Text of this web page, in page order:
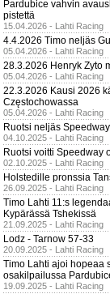
Pardubice vahvin
pistettä
15.04.2026 - Lahti Racing
4.4.2026 Timo neljäs
05.04.2026 - Lahti Racing
28.3.2026 Henryk Zyto
05.04.2026 - Lahti Racing
22.3.2026 Kausi 2026
Częstochowassa
05.04.2026 - Lahti Racing
Ruotsi neljäs
04.10.2025 - Lahti Racing
Ruotsi voitti Speedway
02.10.2025 - Lahti Racing
Holstedille pronssia
26.09.2025 - Lahti Racing
Timo Lahti 11:s
Kypärässä Tshekissä
21.09.2025 - Lahti Racing
Lodz - Tarnow 57-33
20.09.2025 - Lahti Racing
Timo Lahti ajoi hopeaa
osakilpailussa
19.09.2025 - Lahti Racing